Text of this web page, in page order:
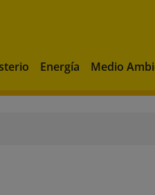
Energía Medio